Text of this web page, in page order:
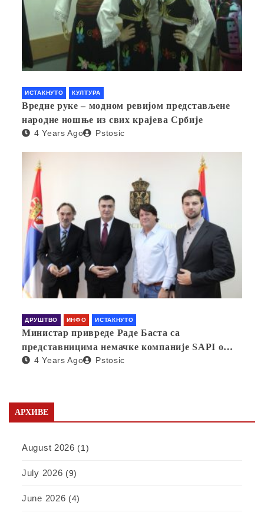
ИСТАКНУТО КУЛТУРА
Вредне руке – модном ревијом представљене
народне ношње из свих крајева Србије
4 Years Ago Pstosic
ДРУШТВО ИНФО ИСТАКНУТО
Министар привреде Раде Баста са
представницима немачке компаније SAPI о
отварању фабрике у Србији
4 Years Ago Pstosic
АРХИВЕ
August 2026 (1)
July 2026 (9)
June 2026 (4)